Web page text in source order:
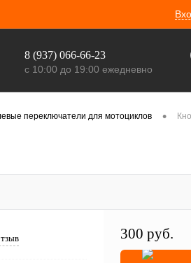
8 (937) 066-66-23
с 10:00 до 19:00 ежедневно
переключатели для мотоциклов •
300 руб.